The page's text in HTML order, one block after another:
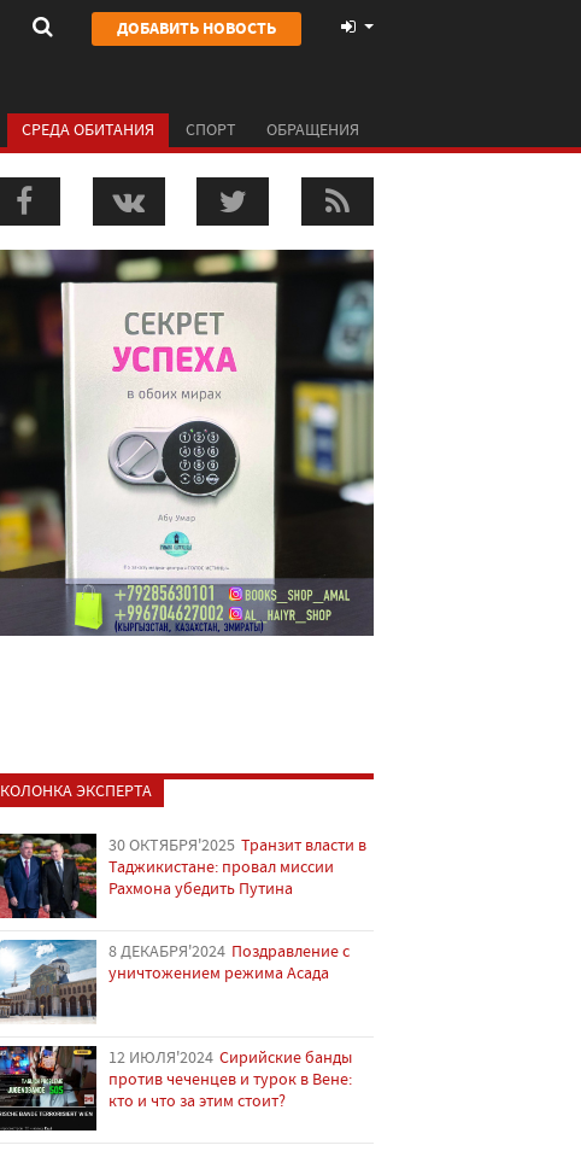
ДОБАВИТЬ НОВОСТЬ
СРЕДА ОБИТАНИЯ СПОРТ ОБРАЩЕНИЯ
КОЛОНКА ЭКСПЕРТА
30 ОКТЯБРЯ'2025 Транзит власти в
Таджикистане: провал миссии
Рахмона убедить Путина
8 ДЕКАБРЯ'2024 Поздравление с
уничтожением режима Асада
12 ИЮЛЯ'2024 Сирийские банды
против чеченцев и турок в Вене:
кто и что за этим стоит?